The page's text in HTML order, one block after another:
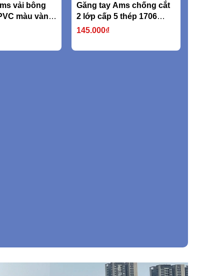
vải bông
màu vàng
Găng tay Ams chống cắt
2 lớp cấp 5 thép 1706
316L
145.000₫